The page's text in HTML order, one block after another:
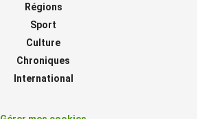
Régions
Sport
Culture
Chroniques
International